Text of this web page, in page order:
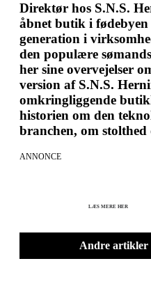
Direktør hos S.N.S.
åbnet butik i
generation i
den populære
her sine overvejelser
version af S.N.S.
omkringliggende
historien om den
branchen, om
ANNONCE
LÆS MERE HER
Andre artikler